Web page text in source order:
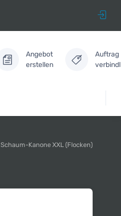
Angebot
erstellen
Auftrag
Schaum-Kanone XXL (Flocken)